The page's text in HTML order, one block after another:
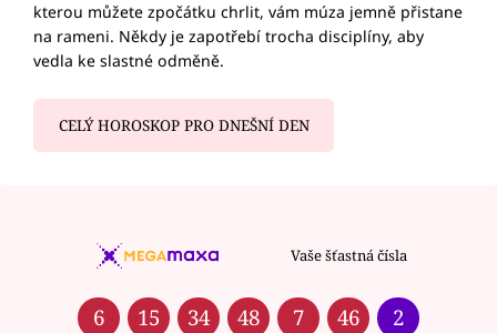
kterou můžete zpočátku chrlit, vám múza jemně přistane
na rameni. Někdy je zapotřebí trocha disciplíny, aby
vedla ke slastné odměně.
CELÝ HOROSKOP PRO DNEŠNÍ DEN
Vaše šťastná čísla
6 15 34 48 7 46 2